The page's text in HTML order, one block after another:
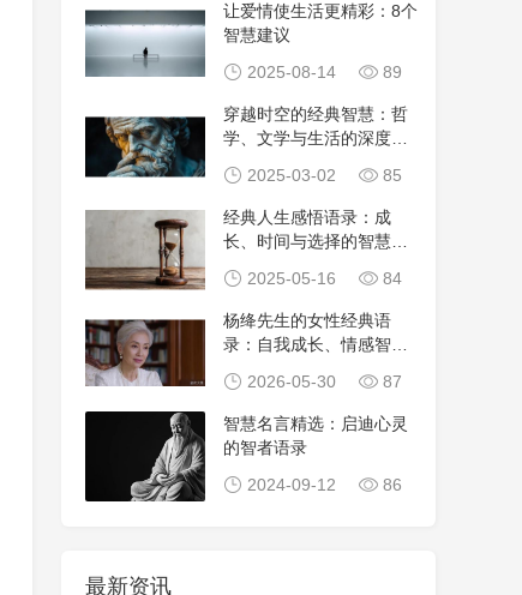
让爱情使生活更精彩：8个
智慧建议
2025-08-14
89
穿越时空的经典智慧：哲
学、文学与生活的深度感
2025-03-02 85
经典人生感悟语录：成
长、时间与选择的智慧之
2025-05-16 84
杨绛先生的女性经典语
录：自我成长、情感智慧
2026-05-30 87
智慧名言精选：启迪心灵
的智者语录
2024-09-12
86
最新资讯